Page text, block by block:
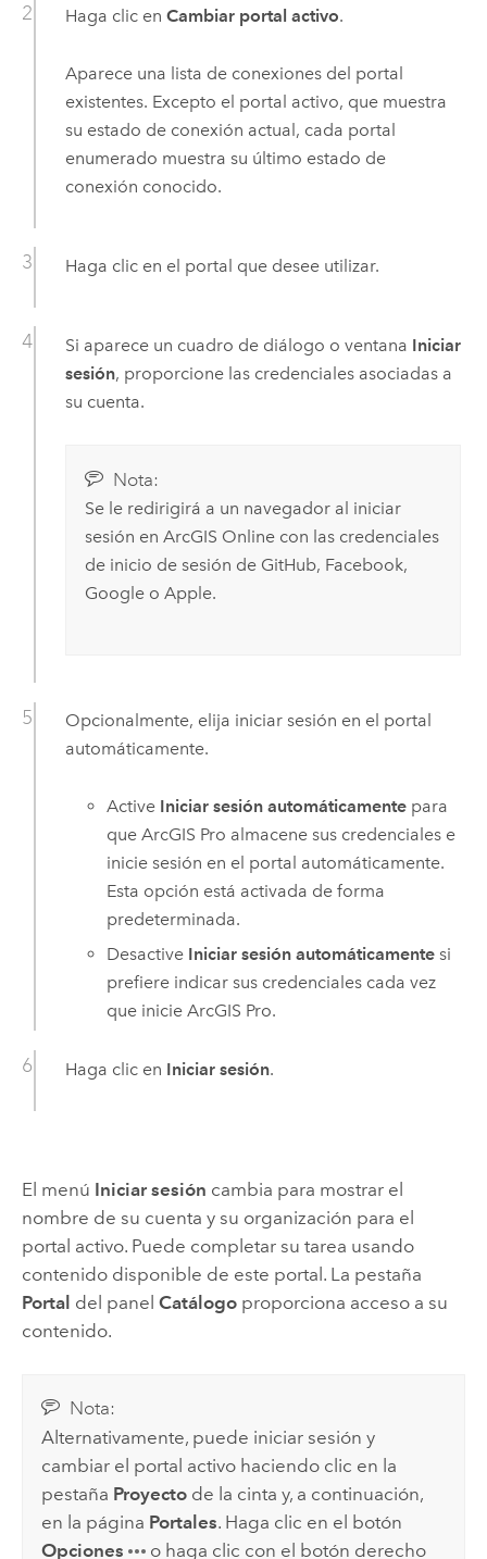
Haga clic en Cambiar portal activo.
Aparece una lista de conexiones del portal
existentes. Excepto el portal activo, que muestra
su estado de conexión actual, cada portal
enumerado muestra su último estado de
conexión conocido.
Haga clic en el portal que desee utilizar.
Si aparece un cuadro de diálogo o ventana Iniciar
sesión, proporcione las credenciales asociadas a
su cuenta.
Nota:
Se le redirigirá a un navegador al iniciar
sesión en ArcGIS Onlinecon las credenciales
de inicio de sesión de GitHub, Facebook,
Googleo Apple.
Opcionalmente, elija iniciar sesión en el portal
automáticamente.
Active Iniciar sesión automáticamente para
queArcGIS Pro almacene sus credenciales e
inicie sesión en el portal automáticamente.
Esta opción está activada de forma
predeterminada.
Desactive Iniciar sesión automáticamente si
prefiere indicar sus credenciales cada vez
que inicieArcGIS Pro.
Haga clic en Iniciar sesión.
El menú Iniciar sesión cambia para mostrar el
nombre de su cuenta y su organización para el
portal activo. Puede completar su tarea usando
contenido disponible de este portal. La pestaña
Portal del panel Catálogoproporciona acceso a su
contenido.
Nota:
Alternativamente, puede iniciar sesión y
cambiar el portal activo haciendo clic en la
pestaña Proyecto de la cinta y, a continuación,
en la página Portales. Haga clic en el botón
Opciones
o haga clic con el botón derecho